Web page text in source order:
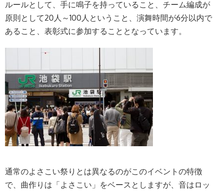
ルールとして、手に鳴子を持っていること、チーム編成が
原則として20人～100人ということ、演舞時間が6分以内で
あること、表彰式に参加することとなっています。
通常のよさこい祭りとは異なるのがこのイベントの特徴
で、曲作りは「よさこい」をベースとしますが、音はロッ